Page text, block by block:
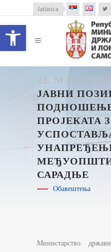
Open toolbar
latinica
22. МАЈА 2019.
ЈАВНИ
ПРОЈЕКАТА
САРАДЊЕ
Обавештења
Министарство